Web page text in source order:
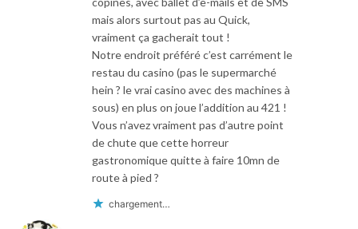
mais alors surtout pas au Quick,
vraiment ça gacherait tout !
Notre endroit préféré c’est carrément le
restau du casino (pas le supermarché
hein ? le vrai casino avec des machines à
sous) en plus on joue l’addition au 421 !
Vous n’avez vraiment pas d’autre point
de chute que cette horreur
gastronomique quitte à faire 10mn de
route à pied ?
chargement…